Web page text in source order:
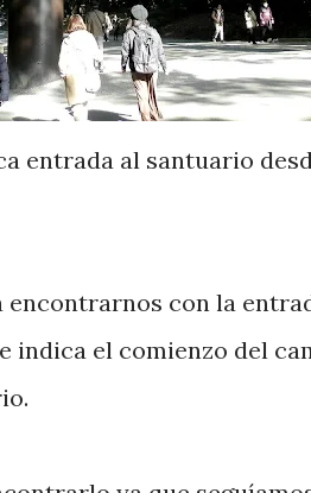
entrada al santuario
encontrarnos con la
indica el comienzo del